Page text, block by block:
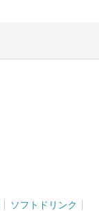
ソフトドリンク